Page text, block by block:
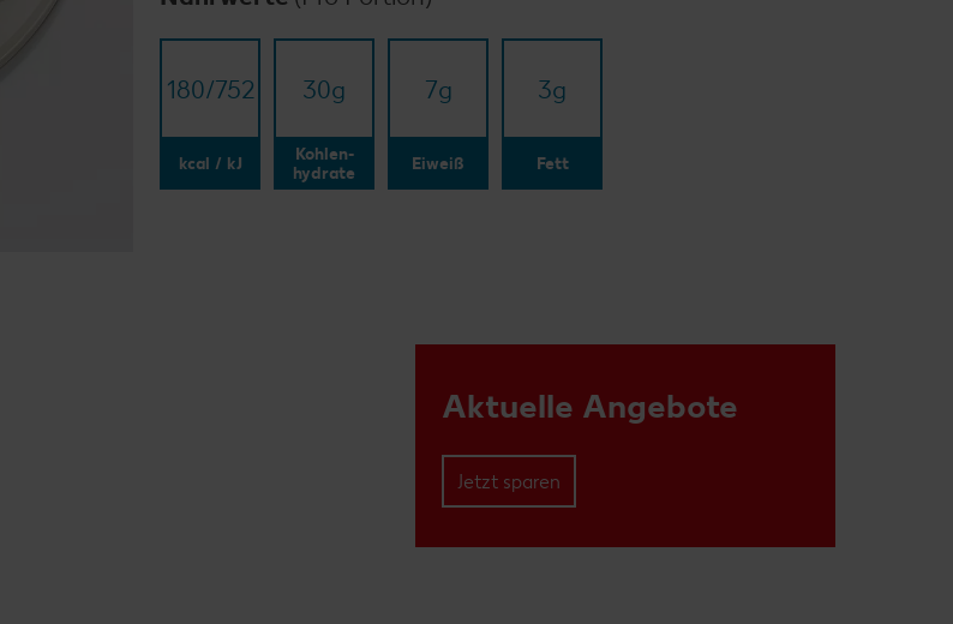
180/​752
kcal / kJ
30g
Kohlen-
hydrate
7g
Eiweiß
3g
Fett
Aktuelle Angebote
Jetzt sparen